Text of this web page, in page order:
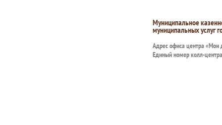
Муниципальное
муниципальных услуг
Адрес офиса центра «Мои
Единый номер колл-